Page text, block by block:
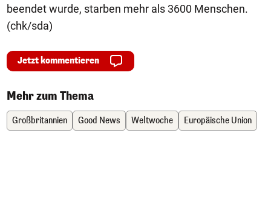
beendet wurde, starben mehr als 3600 Menschen.
(chk/sda)
Jetzt kommentieren
Mehr zum Thema
Großbritannien Good News Weltwoche Europäische Union